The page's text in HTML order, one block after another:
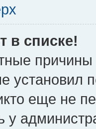
в списке!
причины
установил
еще не
у